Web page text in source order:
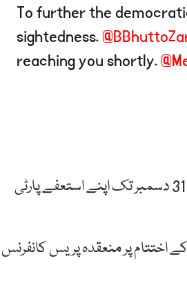
To further the
sightedness.
reaching you shortly.
پی ڈی ایم کے سربراہی اجلاس میں فیصلہ کیا گیا ہے کہ تمام اراکین پارلیمنٹ 31 دسمبر تک اپنے استعفے پارٹی
اختتام پر منعقدہ پریس کانفرنس